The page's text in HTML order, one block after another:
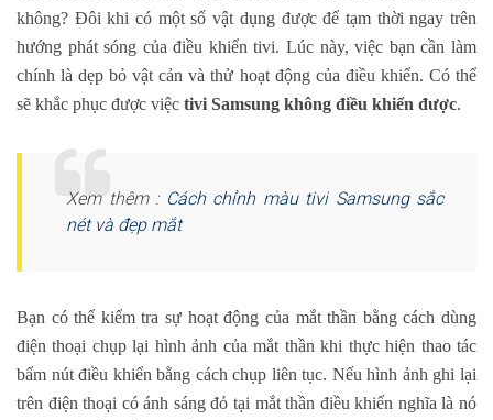
không? Đôi khi có một số vật dụng được để tạm thời ngay trên
hướng phát sóng của điều khiển tivi. Lúc này, việc bạn cần làm
chính là dẹp bỏ vật cản và thử hoạt động của điều khiển. Có thể
sẽ khắc phục được việc tivi Samsung không điều khiển được.
Xem thêm : Cách chỉnh màu tivi Samsung sắc
nét và đẹp mắt
Bạn có thể kiểm tra sự hoạt động của mắt thần bằng cách dùng
điện thoại chụp lại hình ảnh của mắt thần khi thực hiện thao tác
bấm nút điều khiển bằng cách chụp liên tục. Nếu hình ảnh ghi lại
trên điện thoại có ánh sáng đỏ tại mắt thần điều khiển nghĩa là nó